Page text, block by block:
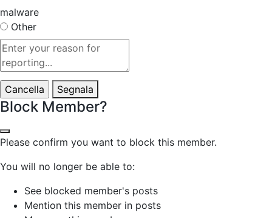
malware
Other
Report
note
Segnala
Block Member?
Please confirm you want to block this member.
You will no longer be able to:
See blocked member's posts
Mention this member in posts